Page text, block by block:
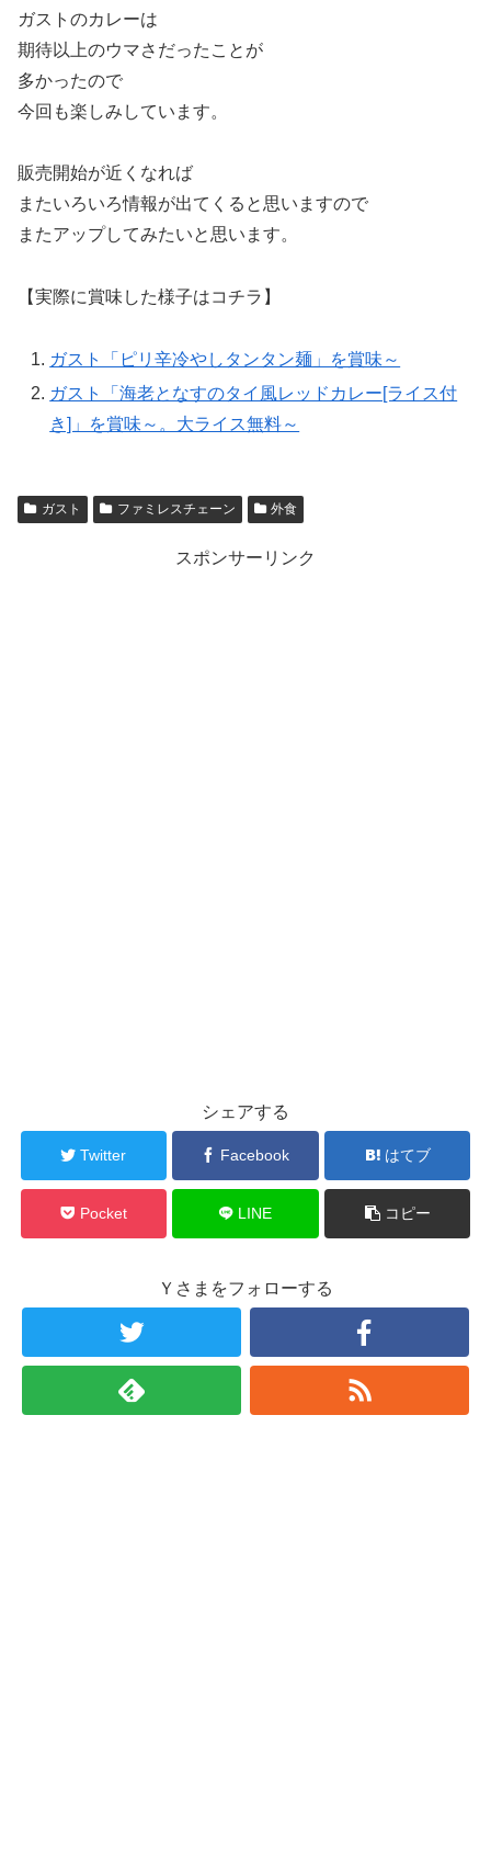
ガストのカレーは
期待以上のウマさだったことが
多かったので
今回も楽しみしています。
販売開始が近くなれば
またいろいろ情報が出てくると思いますので
またアップしてみたいと思います。
【実際に賞味した様子はコチラ】
ガスト「ピリ辛冷やしタンタン麺」を賞味～
ガスト「海老となすのタイ風レッドカレー[ライス付
き]」を賞味～。大ライス無料～
ガスト ファミレスチェーン 外食
スポンサーリンク
シェアする
Twitter Facebook はてブ
Pocket LINE コピー
Ｙさまをフォローする